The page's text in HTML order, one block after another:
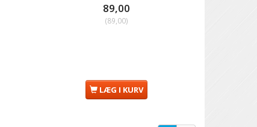
89,00
(89,00)
LÆG I KURV